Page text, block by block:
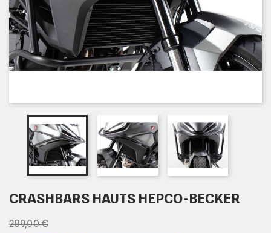
CRASHBARS HAUTS HEPCO-BECKER
289,00 €